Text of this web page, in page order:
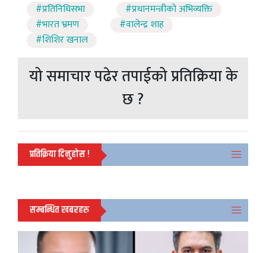
#प्रतिनिधिसभा
#प्रधानमन्त्रीको अभिव्यक्ति
#भारत भ्रमण
#वालेन्द्र शाह
#शिशिर खनाल
यो समाचार पढेर तपाईको प्रतिक्रिया के
छ ?
प्रतिक्रिया दिनुहोस !
सम्बन्धित खबरहरु